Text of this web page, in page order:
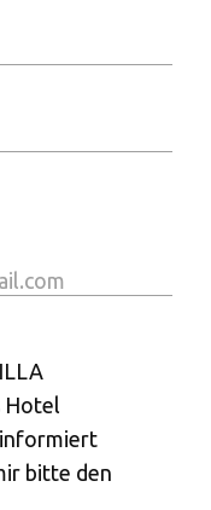
Hotel
bitte den